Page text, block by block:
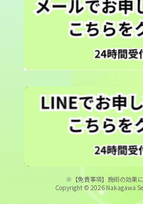
※【免責事項】施術の効果
Copyright © 2026 Nakagawa